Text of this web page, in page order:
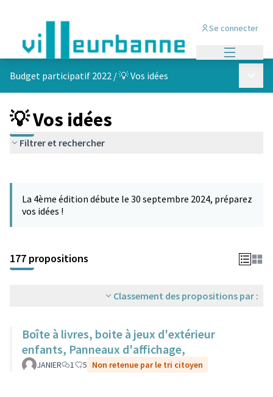
Se connecter
Budget participatif 2022 /💡 Vos idées
💡 Vos idées
Filtrer et rechercher
−
La 4ème édition débute le 30 septembre 2024, préparez
vos idées !
177 propositions
Classement des propositions par :
Boîte à livres, boite à jeux d'extérieur
enfants, Panneaux d'affichage,
JANIER 1 5 Non retenue par le tri citoyen